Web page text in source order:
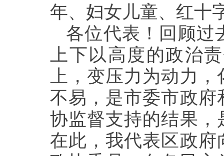
年、妇女儿童、红十
各位代表！回顾过
上下以高度的政治
上，变压力为动力
不易，是市委市政
协监督支持的结果
在此，我代表区政